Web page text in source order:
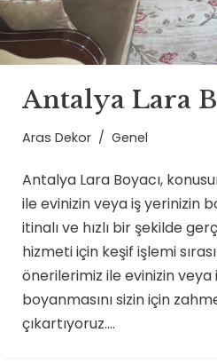
Antalya Lara
Aras Dekor Genel
Antalya Lara Boyacı,
ile evinizin veya iş yerinizin
itinalı ve hızlı bir şekilde
hizmeti için keşif işlemi
önerilerimiz ile evinizin veya
boyanmasını sizin için
çıkartıyoruz.…